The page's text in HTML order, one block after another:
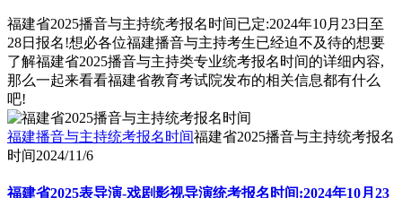
福建省2025播音与主持统考报名时间已定:2024年10月23日至
28日报名!想必各位福建播音与主持考生已经迫不及待的想要
了解福建省2025播音与主持类专业统考报名时间的详细内容,
那么一起来看看福建省教育考试院发布的相关信息都有什么
吧!
福建播音与主持统考报名时间福建省2025播音与主持统考报名
时间2024/11/6
福建省2025表导演-戏剧影视导演统考报名时间:2024年10月23